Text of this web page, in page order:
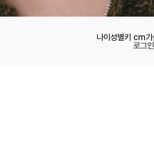
나이 성별키 cm
로그